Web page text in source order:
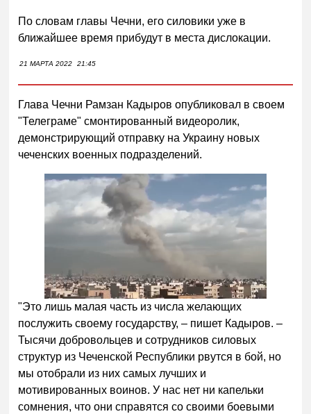
По словам главы Чечни, его силовики уже в
ближайшее время прибудут в места дислокации.
21 МАРТА 2022 21:45
Глава Чечни Рамзан Кадыров опубликовал в своем
"Телеграме" смонтированный видеоролик,
демонстрирующий отправку на Украину новых
чеченских военных подразделений.
"Это лишь малая часть из числа желающих
послужить своему государству, – пишет Кадыров. –
Тысячи добровольцев и сотрудников силовых
структур из Чеченской Республики рвутся в бой, но
мы отобрали из них самых лучших и
мотивированных воинов. У нас нет ни капельки
сомнения, что они справятся со своими боевыми